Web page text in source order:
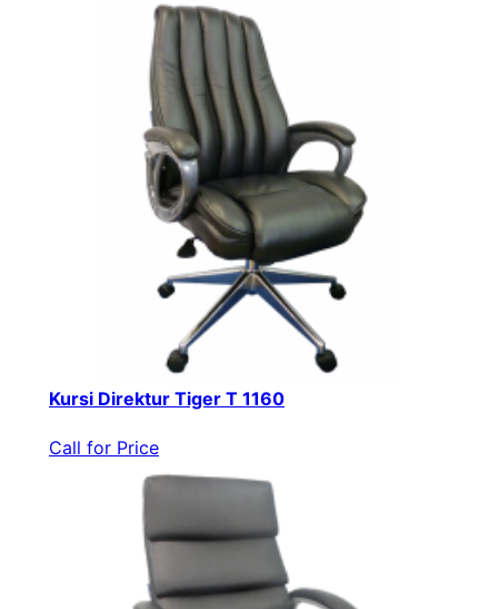
Kursi Direktur Tiger T 1160
Call for Price